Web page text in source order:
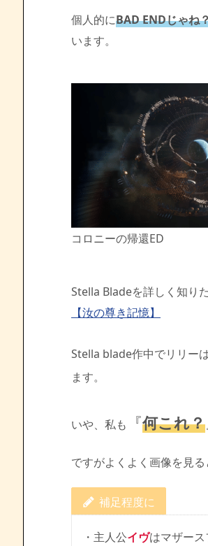
個人的にBAD ENDじゃね
います。
コロニーの帰還ED
Stella Bladeを詳しく知り
【汝の尊き記憶】
Stella blade作中でリリー
ます。
いや、私も 『何これ？
ですがよくよく画像を見る
補足程度に
・主人公イヴはマザー